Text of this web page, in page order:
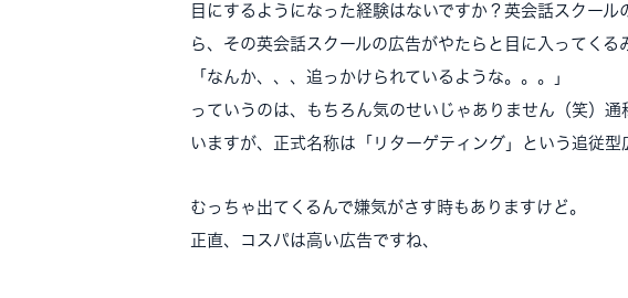
目にするようになった経験はないですか？英会話スクー
ら、その英会話スクールの広告がやたらと目に入ってくる
「なんか、、、追っかけられているような。。。」
っていうのは、もちろん気のせいじゃありません（笑）
いますが、正式名称は「リターゲティング」という追従型
むっちゃ出てくるんで嫌気がさす時もありますけど。
正直、コスパは高い広告ですね、